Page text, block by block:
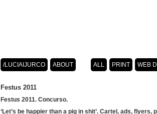
/LUCIAIJURCO ABOUT ALL PRINT WEB
Festus 2011
Festus 2011. Concurso.
‘Let’s be happier than a pig in shit’. Cartel, ads, flyers,